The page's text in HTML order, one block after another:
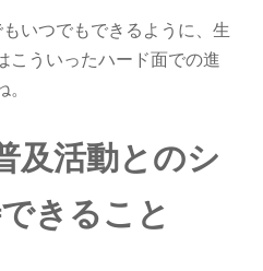
いつでもできるように、生
こういったハード面での進
及活動とのシ
きること